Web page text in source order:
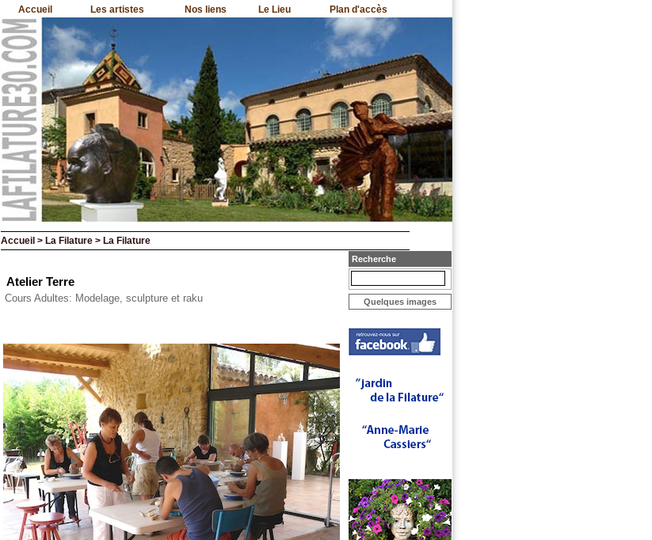
Accueil Les artistes Nos liens Le Lieu Plan d'accès
Accueil > La Filature > La Filature
Atelier Terre
Cours Adultes: Modelage, sculpture et raku
Recherche
Quelques images